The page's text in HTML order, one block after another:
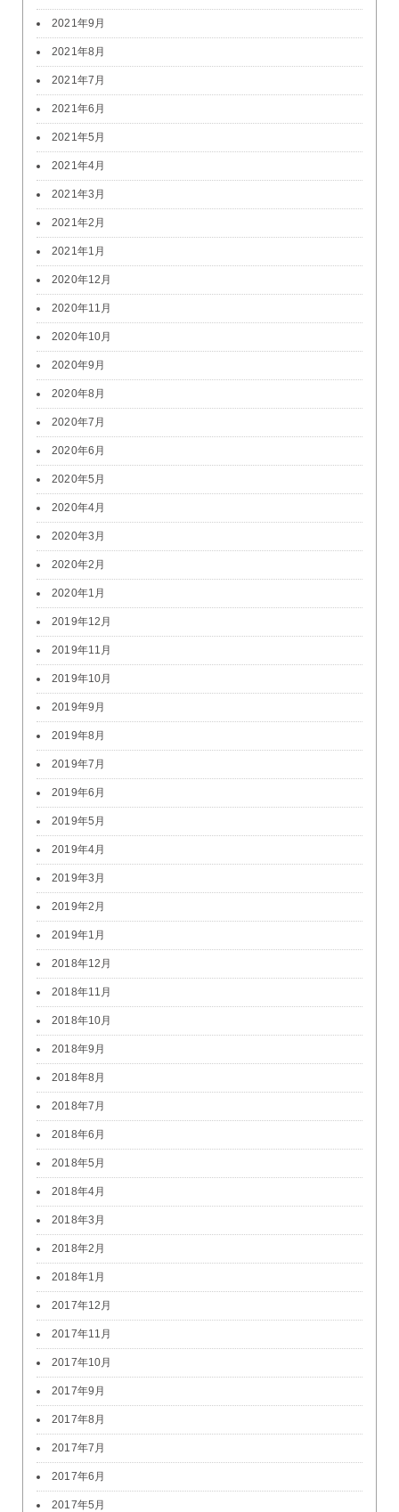
2021年9月
2021年8月
2021年7月
2021年6月
2021年5月
2021年4月
2021年3月
2021年2月
2021年1月
2020年12月
2020年11月
2020年10月
2020年9月
2020年8月
2020年7月
2020年6月
2020年5月
2020年4月
2020年3月
2020年2月
2020年1月
2019年12月
2019年11月
2019年10月
2019年9月
2019年8月
2019年7月
2019年6月
2019年5月
2019年4月
2019年3月
2019年2月
2019年1月
2018年12月
2018年11月
2018年10月
2018年9月
2018年8月
2018年7月
2018年6月
2018年5月
2018年4月
2018年3月
2018年2月
2018年1月
2017年12月
2017年11月
2017年10月
2017年9月
2017年8月
2017年7月
2017年6月
2017年5月